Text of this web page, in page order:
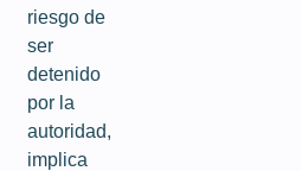
riesgo de
ser
detenido
por la
autoridad,
implica